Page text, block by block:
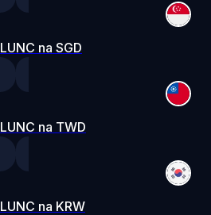
LUNC na SGD
LUNC na TWD
LUNC na KRW